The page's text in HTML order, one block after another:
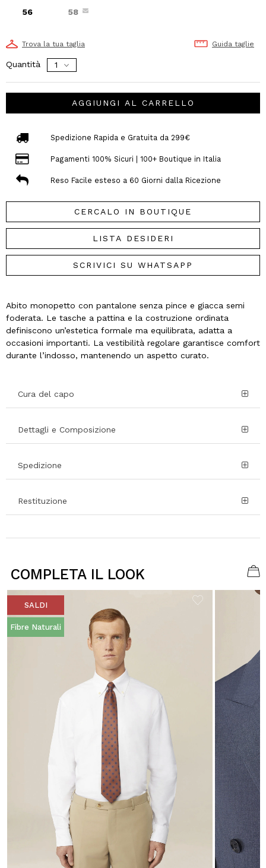
56 58
Trova la tua taglia Guida taglie
Quantità
AGGIUNGI AL CARRELLO
Spedizione Rapida e Gratuita da 299€
Pagamenti 100% Sicuri | 100+ Boutique in Italia
Reso Facile esteso a 60 Giorni dalla Ricezione
CERCALO IN BOUTIQUE
LISTA DESIDERI
SCRIVICI SU WHATSAPP
Abito monopetto con pantalone senza pince e giacca semi
foderata. Le tasche a pattina e la costruzione ordinata
definiscono un’estetica formale ma equilibrata, adatta a
occasioni importanti. La vestibilità regolare garantisce comfort
durante l’indosso, mantenendo un aspetto curato.
Cura del capo
Dettagli e Composizione
Spedizione
Restituzione
COMPLETA IL LOOK
SALDI
Fibre Naturali